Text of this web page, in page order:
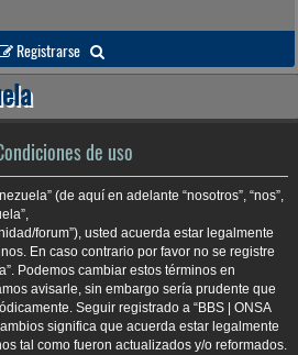
Registrarse
u
a
r
de uso
(de aquí en adelante “nosotros”, “nos”,
forum”), usted acuerda estar legalmente
En caso contrario por favor no se registre
Podemos cambiar estos términos en
avisarle, sin embargo sería prudente que
Seguir registrado a “BBS | ONSA
significa que acuerda estar legalmente
tal como fueron actualizados y/o reformados.